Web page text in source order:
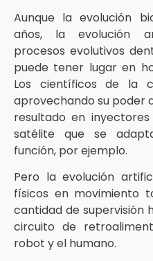
Aunque la evolución
años, la evolución
procesos evolutivos
puede tener lugar en
Los científicos de la
aprovechando su poder
resultado en
satélite que se
función, por ejemplo.
Pero la evolución
físicos en movimiento
cantidad de supervisión
circuito de
robot y el humano.